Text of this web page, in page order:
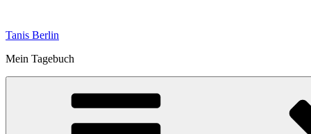
springen
Tanis Berlin
Mein Tagebuch